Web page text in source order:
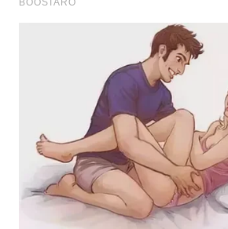
WN
WN
BINJAI
WN